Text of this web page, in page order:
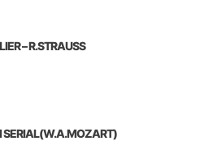
– R.STRAUSS
SERIAL(W.A.MOZART)